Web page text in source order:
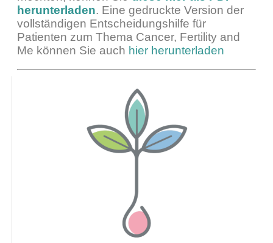
herunterladen. Eine gedruckte Version der
vollständigen Entscheidungshilfe für
Patienten zum Thema Cancer, Fertility and
Me können Sie auch hier herunterladen